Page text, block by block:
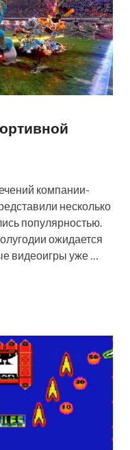
компании-
несколько
популярностью.
ожидается
видеоигры уже …